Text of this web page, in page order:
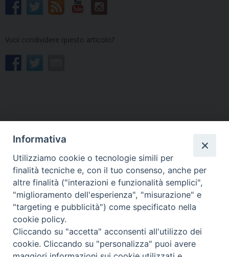
Vuoi condividere questo articolo?
dell’anno liturgico. Le
celebrazioni con
l’Arcivescovo
Messa con il card. Zuppi. Ma
anche la Festa diocesana dei
ministranti e l’incontro dei
giovani
Copyright © Arcidiocesi di Udine 2018
Informativa
Utilizziamo cookie o tecnologie simili per
finalità tecniche e, con il tuo consenso, anche per
altre finalità ("interazioni e funzionalità semplici",
"miglioramento dell'esperienza", "misurazione" e
"targeting e pubblicità") come specificato nella
cookie policy.
Cliccando su "accetta" acconsenti all'utilizzo dei
cookie. Cliccando su "personalizza" puoi avere